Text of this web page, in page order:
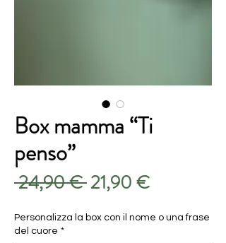
Box mamma “Ti
penso”
24,90 € Prezzo
21,90 €Prezzo
Personalizza la box con il nome o una frase
del cuore *